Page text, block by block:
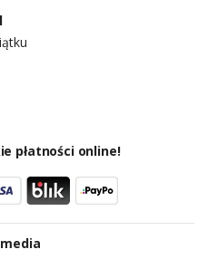
płatności online!